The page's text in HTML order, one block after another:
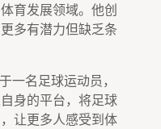
育发展领域。他创
多有潜力但缺乏条
一名足球运动员，
身的平台，将足球
让更多人感受到体